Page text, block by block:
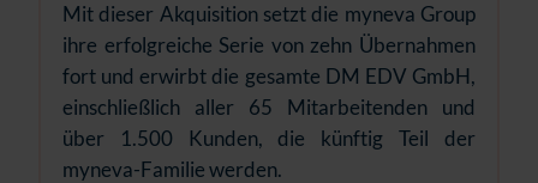
Mit dieser Akquisition setzt die myneva Group
ihre erfolgreiche Serie von zehn Übernahmen
fort und erwirbt die gesamte DM EDV GmbH,
einschließlich aller 65 Mitarbeitenden und
über 1.500 Kunden, die künftig Teil der
myneva-Familie werden.